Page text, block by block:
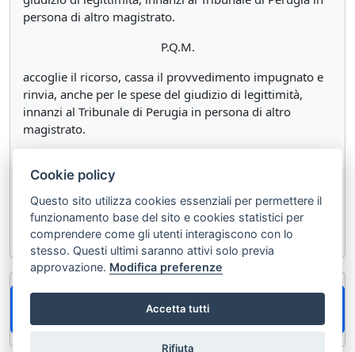
persona di altro magistrato.
P.Q.M.
accoglie il ricorso, cassa il provvedimento impugnato e
rinvia, anche per le spese del giudizio di legittimità,
innanzi al Tribunale di Perugia in persona di altro
magistrato.
Sezione Seconda Civile della Corte di cassazione, il 11
aprile 2019.
Depositato in Cancelleria il 3 gennaio 2020
Cookie policy
Questo sito utilizza cookies essenziali per permettere il
funzionamento base del sito e cookies statistici per
comprendere come gli utenti interagiscono con lo
stesso. Questi ultimi saranno attivi solo previa
approvazione. Modifica preferenze
Accetta tutti
Rifiuta